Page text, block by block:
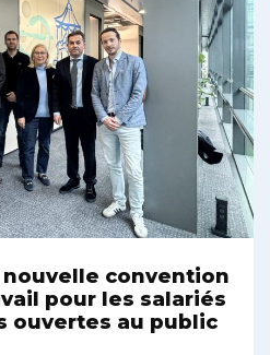
nouvelle convention
pour les salariés
ouvertes au public